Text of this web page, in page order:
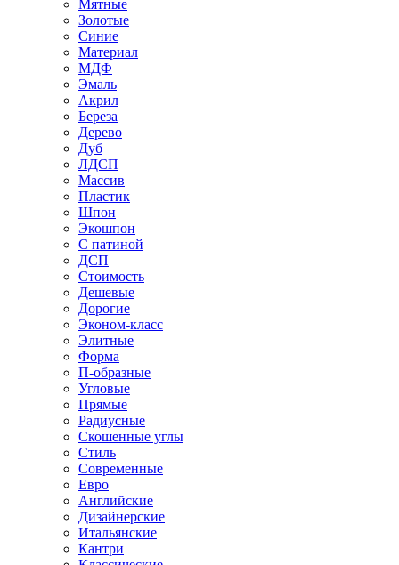
Мятные
Золотые
Синие
Материал
МДФ
Эмаль
Акрил
Береза
Дерево
Дуб
ЛДСП
Массив
Пластик
Шпон
Экошпон
С патиной
ДСП
Стоимость
Дешевые
Дорогие
Эконом-класс
Элитные
Форма
П-образные
Угловые
Прямые
Радиусные
Скошенные углы
Стиль
Современные
Евро
Английские
Дизайнерские
Итальянские
Кантри